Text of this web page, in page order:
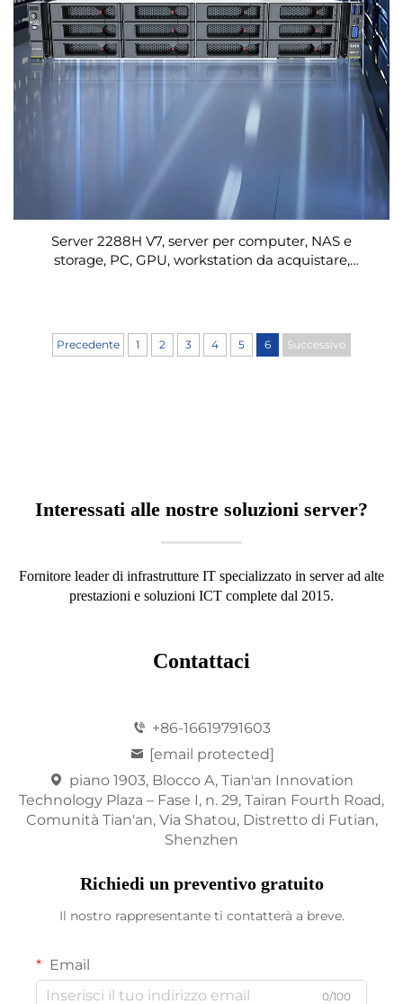
Server 2288H V7, server per computer, NAS e
storage, PC, GPU, workstation da acquistare,
Precedente 1 2 3 4 5 6 Successivo
Interessati alle nostre soluzioni server?
Fornitore leader di infrastrutture IT specializzato in server ad alte
prestazioni e soluzioni ICT complete dal 2015.
Contattaci
+86-16619791603
[email protected]
piano 1903, Blocco A, Tian'an Innovation
Technology Plaza – Fase I, n. 29, Tairan Fourth Road,
Comunità Tian'an, Via Shatou, Distretto di Futian,
Shenzhen
Richiedi un preventivo gratuito
Il nostro rappresentante ti contatterà a breve.
Email
0/100